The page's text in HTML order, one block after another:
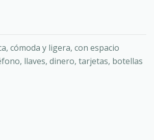
cómoda y ligera, con espacio
llaves, dinero, tarjetas, botellas